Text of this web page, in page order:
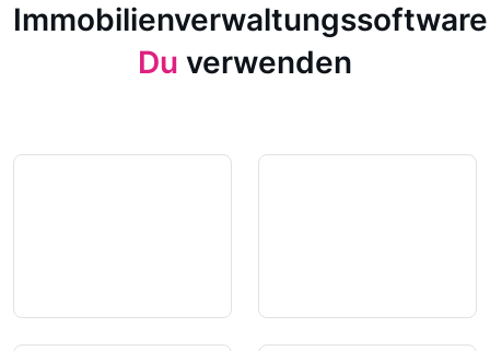
Immobilienverwaltungssoftware
Du verwenden